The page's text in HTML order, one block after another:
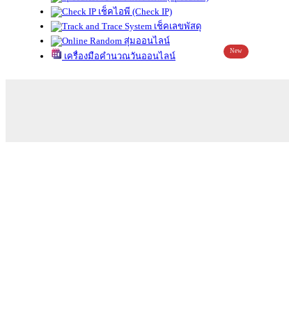
เช็คไอพี (Check IP)
เช็คเลขพัสดุ
สุ่มออนไลน์
เครื่องมือคำนวณวันออนไลน์
New